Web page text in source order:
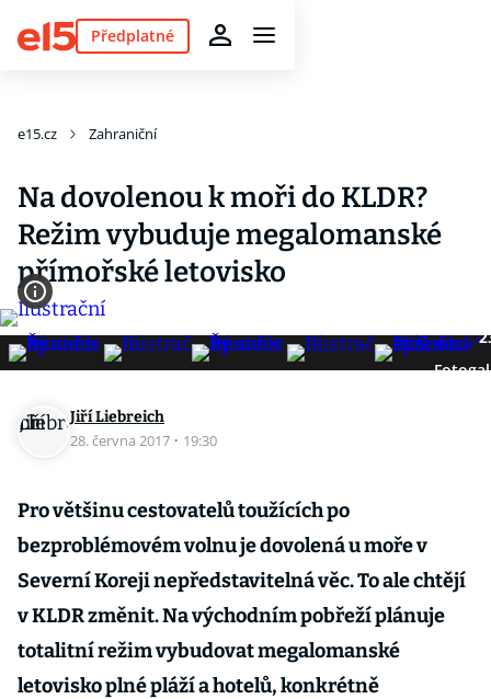
Předplatné
e15.cz Zahraniční
Na dovolenou k moři do KLDR?
Režim vybuduje megalomanské
přímořské letovisko
Jiří Liebreich
28. června 2017 · 19:30
Pro většinu cestovatelů toužících po
bezproblémovém volnu je dovolená u moře v
Severní Koreji nepředstavitelná věc. To ale chtějí
v KLDR změnit. Na východním pobřeží plánuje
totalitní režim vybudovat megalomanské
letovisko plné pláží a hotelů, konkrétně